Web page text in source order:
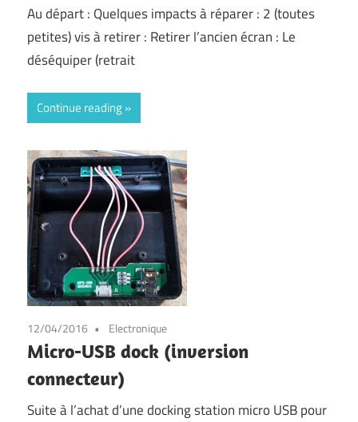
Au départ : Quelques impacts à réparer : 2 (toutes
petites) vis à retirer : Retirer l’ancien écran : Le
déséquiper (retrait
Continue reading
12/04/2016 Electronique
Micro-USB dock (inversion
connecteur)
Suite à l’achat d’une docking station micro USB pour